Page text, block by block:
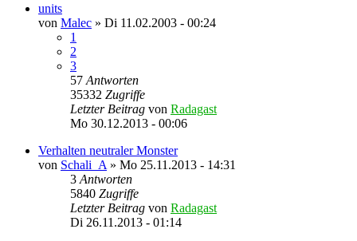
units
von Malec » Di 11.02.2003 - 00:24
1
2
3
57 Antworten
35332 Zugriffe
Letzter Beitrag von Radagast
Mo 30.12.2013 - 00:06
Verhalten neutraler Monster
von Schali_A » Mo 25.11.2013 - 14:31
3 Antworten
5840 Zugriffe
Letzter Beitrag von Radagast
Di 26.11.2013 - 01:14